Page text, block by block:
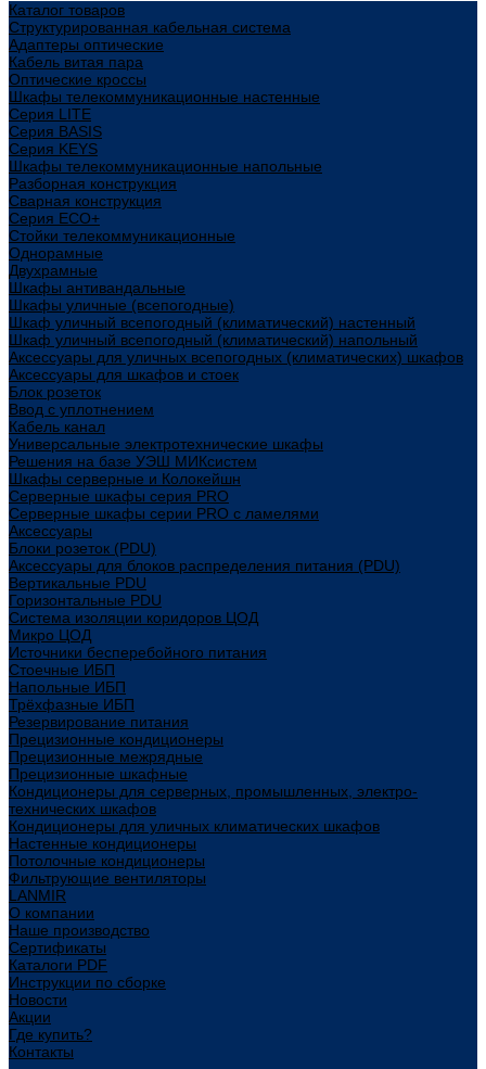
Каталог товаров
Структурированная кабельная система
Адаптеры оптические
Кабель витая пара
Оптические кроссы
Шкафы телекоммуникационные настенные
Cерия LITE
Cерия BASIS
Cерия KEYS
Шкафы телекоммуникационные напольные
Разборная конструкция
Сварная конструкция
Серия ECO+
Стойки телекоммуникационные
Однорамные
Двухрамные
Шкафы антивандальные
Шкафы уличные (всепогодные)
Шкаф уличный всепогодный (климатический) настенный
Шкаф уличный всепогодный (климатический) напольный
Аксессуары для уличных всепогодных (климатических) шкафов
Аксессуары для шкафов и стоек
Блок розеток
Ввод с уплотнением
Кабель канал
Универсальные электротехнические шкафы
Решения на базе УЭШ МИКсистем
Шкафы серверные и Колокейшн
Серверные шкафы серия PRO
Серверные шкафы серии PRO с ламелями
Аксессуары
Блоки розеток (PDU)
Аксессуары для блоков распределения питания (PDU)
Вертикальные PDU
Горизонтальные PDU
Система изоляции коридоров ЦОД
Микро ЦОД
Источники бесперебойного питания
Стоечные ИБП
Напольные ИБП
Трёхфазные ИБП
Резервирование питания
Прецизионные кондиционеры
Прецизионные межрядные
Прецизионные шкафные
Кондиционеры для серверных, промышленных, электро-
технических шкафов
Кондиционеры для уличных климатических шкафов
Настенные кондиционеры
Потолочные кондиционеры
Фильтрующие вентиляторы
LANMIR
О компании
Наше производство
Сертификаты
Каталоги PDF
Инструкции по сборке
Новости
Акции
Где купить?
Контакты